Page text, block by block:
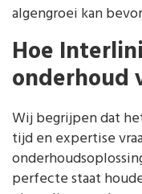
algengroei kan
Hoe
onderhoud
Wij begrijpen dat
tijd en expertise
perfecte staat